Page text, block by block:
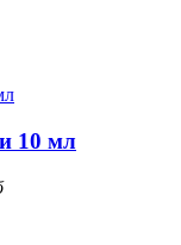
10 мл